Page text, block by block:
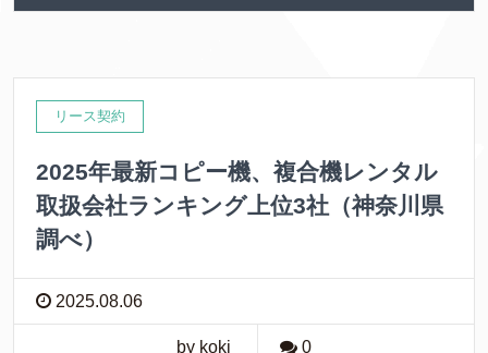
リース契約
2025年最新コピー機、複合機レンタル
取扱会社ランキング上位3社（神奈川県
調べ）
2025.08.06
by koki 0